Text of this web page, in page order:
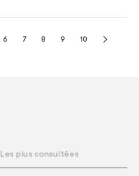
6 7 8 9 10
Les plus consultées